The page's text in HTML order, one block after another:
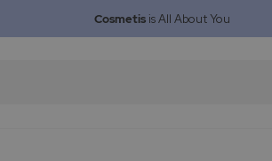
Cosmetisis All About You